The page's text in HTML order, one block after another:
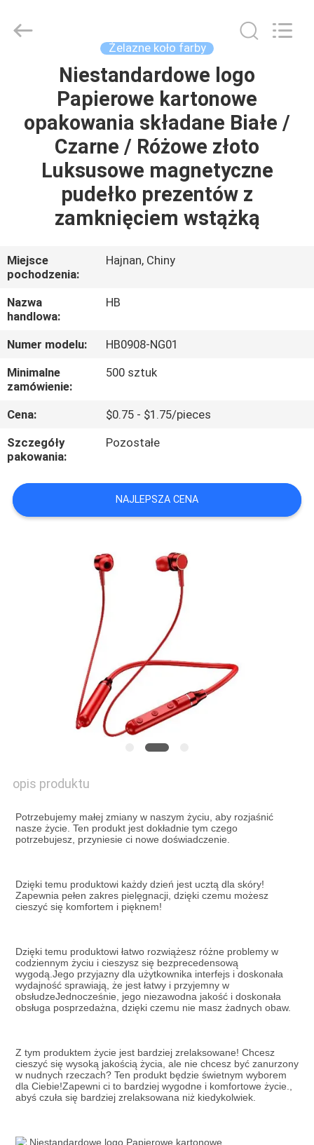
PRODUKTY
POKAZ
VR
O
NAS
WYCIECZKA
PO
FABRYCE
KONTROLA
JAKOŚCI
SITEMAP
POLITYKA
Żelazne koło farby
Niestandardowe logo
Papierowe kartonowe
opakowania składane Białe /
Czarne / Różowe złoto
Luksusowe magnetyczne
pudełko prezentów z
zamknięciem wstążką
Miejsce
pochodzenia:
Hajnan, Chiny
Nazwa
handlowa:
HB
Numer modelu:
HB0908-NG01
Minimalne
zamówienie:
500 sztuk
Cena:
$0.75 - $1.75/pieces
Szczegóły
pakowania:
Pozostałe
NAJLEPSZA CENA
opis produktu
Potrzebujemy małej zmiany w naszym życiu, aby rozjaśnić
nasze życie. Ten produkt jest dokładnie tym czego
potrzebujesz, przyniesie ci nowe doświadczenie.
Dzięki temu produktowi każdy dzień jest ucztą dla skóry!
Zapewnia pełen zakres pielęgnacji, dzięki czemu możesz
cieszyć się komfortem i pięknem!
Dzięki temu produktowi łatwo rozwiążesz różne problemy w
codziennym życiu i cieszysz się bezprecedensową
wygodą.Jego przyjazny dla użytkownika interfejs i doskonała
wydajność sprawiają, że jest łatwy i przyjemny w
obsłudzeJednocześnie, jego niezawodna jakość i doskonała
obsługa posprzedażna, dzięki czemu nie masz żadnych obaw.
Z tym produktem życie jest bardziej zrelaksowane! Chcesz
cieszyć się wysoką jakością życia, ale nie chcesz być zanurzony
w nudnych rzeczach? Ten produkt będzie świetnym wyborem
dla Ciebie!Zapewni ci to bardziej wygodne i komfortowe życie.,
abyś czuła się bardziej zrelaksowana niż kiedykolwiek.